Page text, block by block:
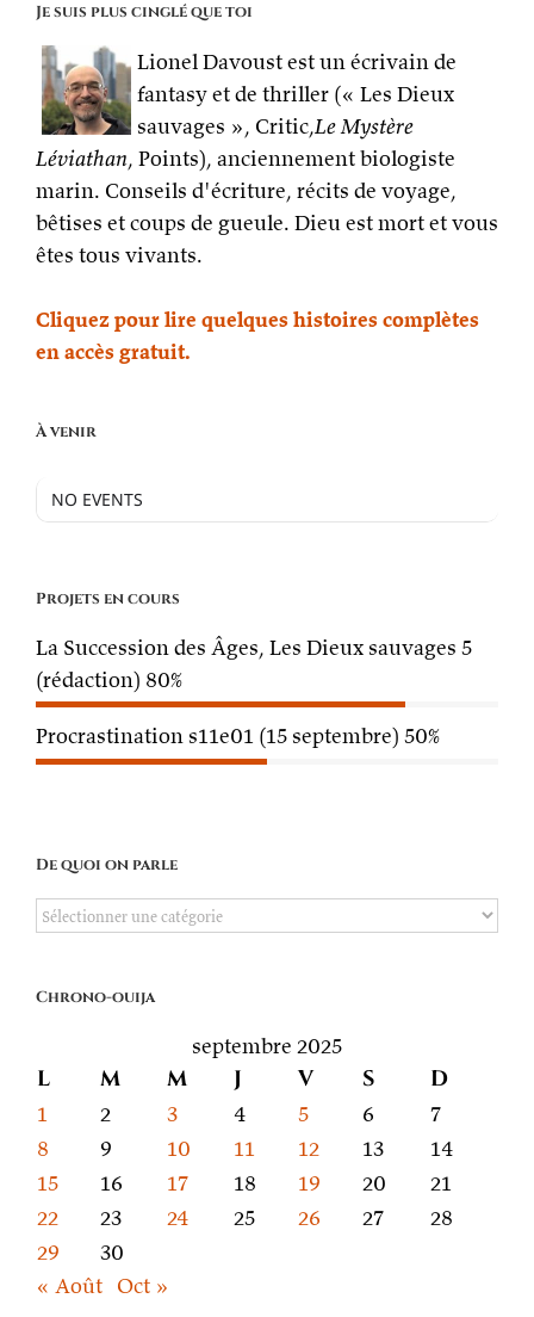
Je suis plus cinglé que toi
Lionel Davoust est un écrivain de
fantasy et de thriller (« Les Dieux
sauvages », Critic,Le Mystère
Léviathan, Points), anciennement biologiste
marin. Conseils d'écriture, récits de voyage,
bêtises et coups de gueule. Dieu est mort et vous
êtes tous vivants.
Cliquez pour lire quelques histoires complètes
en accès gratuit.
À venir
NO EVENTS
Projets en cours
La Succession des Âges, Les Dieux sauvages 5
(rédaction) 80%
Procrastination s11e01 (15 septembre) 50%
De quoi on parle
De
parle
Chrono-ouija
septembre 2025
L M M J V S D
1 2 3 4 5 6
7
8
9 10 11 12 13
14
15
16 17 18 19 20
21
22
23 24 25 26 27
28
29
30
« Août Oct »